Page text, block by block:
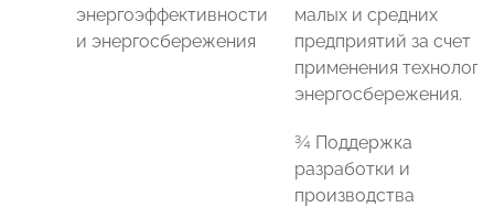
энергоэффективности
и энергосбережения
малых и средних
предприятий за счет
применения
энергосбережения.
¾ Поддержка
разработки и
производства